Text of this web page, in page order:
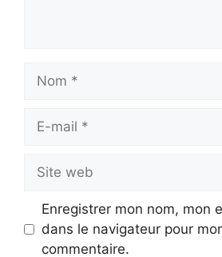
mail
web
Enregistrer mon nom, mon
dans le navigateur pour
commentaire.